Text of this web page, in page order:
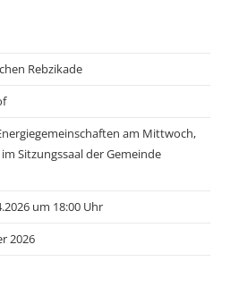
Rebzikade
am Mittwoch,
im Sitzungssaal der Gemeinde
um 18:00 Uhr
2026